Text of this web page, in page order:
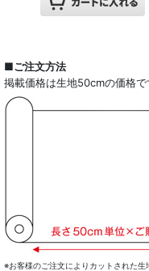
■ご注文方法
掲載価格は生地50cmの価格で
※お客様のご注文によりカットされた